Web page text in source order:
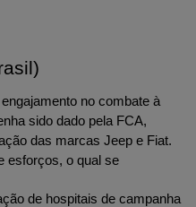
no combate à
sido dado pela FCA,
das marcas Jeep e Fiat.
esforços, o qual se
de hospitais de campanha